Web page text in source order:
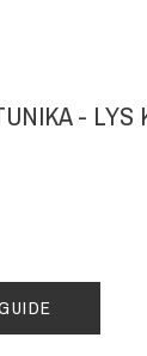
- LYS